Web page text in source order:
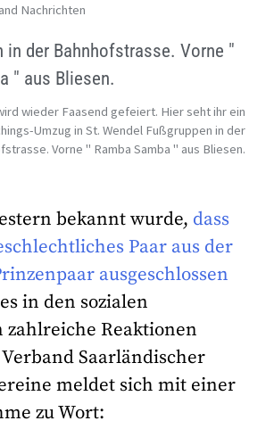
Nachrichten
wieder Faasend gefeiert. Hier seht ihr ein
Umzug in St. Wendel Fußgruppen in der
Vorne " Ramba Samba " aus Bliesen.
bekannt wurde, dass
Paar aus der
ausgeschlossen
in den sozialen
zahlreiche Reaktionen
Saarländischer
meldet sich mit einer
zu Wort: